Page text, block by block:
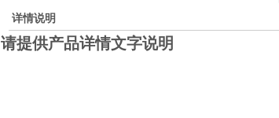
详情说明
请提供产品详情文字说明